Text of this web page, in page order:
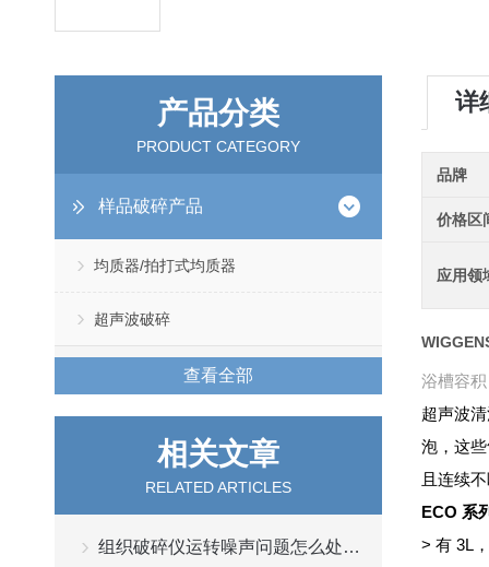
产品分类
PRODUCT CATEGORY
样品破碎产品
均质器/拍打式均质器
超声波破碎
查看全部
相关文章
RELATED ARTICLES
组织破碎仪运转噪声问题怎么处理?
详
品牌
价格区
应用领
浴槽容
超声波
泡，这
且连续
ECO 系
> 有 3L